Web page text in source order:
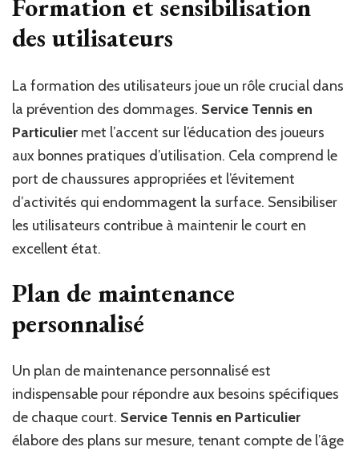
Formation et sensibilisation
des utilisateurs
La formation des utilisateurs joue un rôle crucial dans
la prévention des dommages. Service Tennis en
Particulier met l’accent sur l’éducation des joueurs
aux bonnes pratiques d’utilisation. Cela comprend le
port de chaussures appropriées et l’évitement
d’activités qui endommagent la surface. Sensibiliser
les utilisateurs contribue à maintenir le court en
excellent état.
Plan de maintenance
personnalisé
Un plan de maintenance personnalisé est
indispensable pour répondre aux besoins spécifiques
de chaque court. Service Tennis en Particulier
élabore des plans sur mesure, tenant compte de l’âge